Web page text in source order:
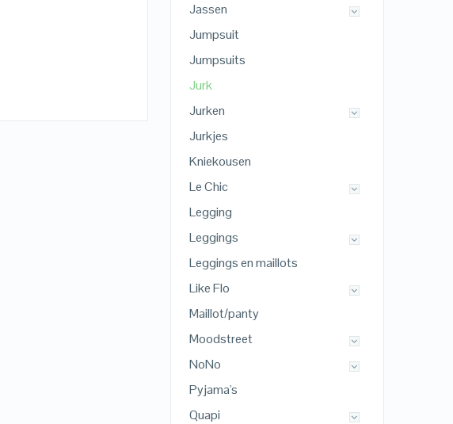
Jassen
Jumpsuit
Jumpsuits
Jurk
Jurken
Jurkjes
Kniekousen
Le Chic
Legging
Leggings
Leggings en maillots
Like Flo
Maillot/panty
Moodstreet
NoNo
Pyjama's
Quapi